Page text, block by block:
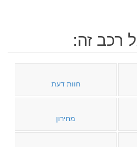
רכב זה:
חוות דעת
מחירון